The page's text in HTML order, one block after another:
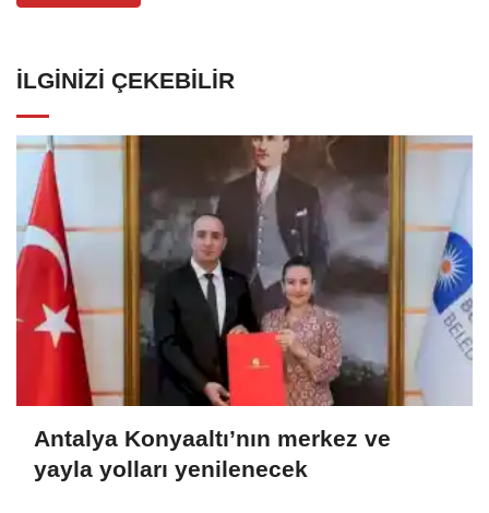
İLGINIZI ÇEKEBILIR
Antalya Konyaaltı’nın merkez ve
yayla yolları yenilenecek